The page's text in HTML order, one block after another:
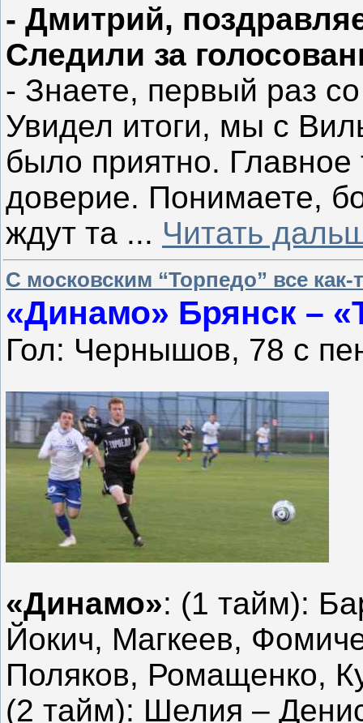
- Дмитрий,
Следили за
- Знаете, первый раз
Увидел итоги, мы с
было приятно. Главное
доверие. Понимаете,
ждут та ... Читать
С московским “Торпедо” все как-
«Динамо» Брянск –
Гол: Чернышов, 78 с
«Динамо»: (1 тайм):
Йокич, Магкеев,
Поляков, Ромащенко,
(2 тайм): Шелия –